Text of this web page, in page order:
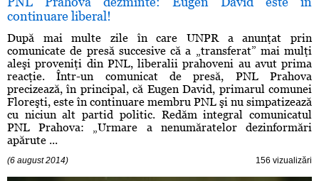
continuare liberal!
După mai multe zile în care UNPR a anunţat prin
comunicate de presă succesive că a „transferat” mai mulţi
aleşi proveniţi din PNL, liberalii prahoveni au avut prima
reacţie. Într-un comunicat de presă, PNL Prahova
precizează, în principal, că Eugen David, primarul comunei
Floreşti, este în continuare membru PNL şi nu simpatizează
cu niciun alt partid politic. Redăm integral comunicatul
PNL Prahova: „Urmare a nenumăratelor dezinformări
apărute ...
(6 august 2014) 156 vizualizări